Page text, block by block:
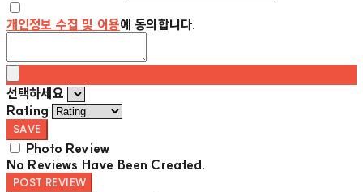
개인정보 수집 및 이용에 동의합니다.
선택하세요
Rating
SAVE
Photo Review
No Reviews Have Been Created.
POST REVIEW